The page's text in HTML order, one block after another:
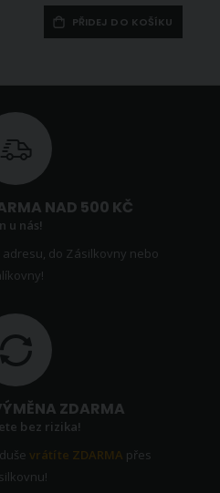
PŘIDEJ DO KOŠÍKU
NAD 500 KČ
u nás!
adresu, do Zásilkovny nebo
ZDARMA
bez rizika!
vrátíte ZDARMA přes